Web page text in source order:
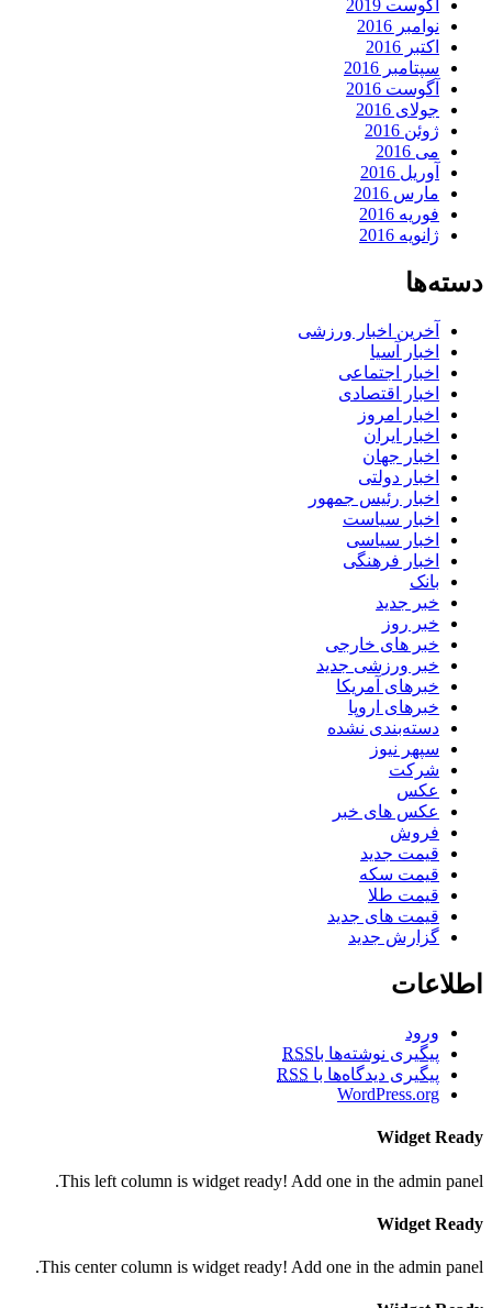
آگوست 2019
نوامبر 2016
اکتبر 2016
سپتامبر 2016
آگوست 2016
جولای 2016
ژوئن 2016
می 2016
آوریل 2016
مارس 2016
فوریه 2016
ژانویه 2016
دسته‌ها
آخرین اخبار ورزشی
اخبار آسیا
اخبار اجتماعی
اخبار اقتصادی
اخبار امروز
اخبار ایران
اخبار جهان
اخبار دولتی
اخبار رئیس جمهور
اخبار سیاست
اخبار سیاسی
اخبار فرهنگی
بانک
خبر جدید
خبر روز
خبر های خارجی
خبر ورزشی جدید
خبرهای آمریکا
خبرهای اروپا
دسته‌بندی نشده
سپهر نیوز
شرکت
عکس
عکس های خبر
فروش
قیمت جدید
قیمت سکه
قیمت طلا
قیمت های جدید
گزارش جدید
اطلاعات
ورود
پیگیری نوشته‌ها باRSS
پیگیری دیدگاه‌ها با RSS
WordPress.org
Widget Ready
This left column is widget ready! Add one in the admin panel.
Widget Ready
This center column is widget ready! Add one in the admin panel.